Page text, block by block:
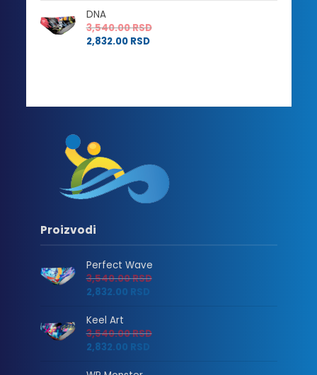
DNA
3,540.00RSD
2,832.00 RSD
Proizvodi
Perfect Wave
3,540.00RSD
2,832.00 RSD
Keel Art
3,540.00RSD
2,832.00 RSD